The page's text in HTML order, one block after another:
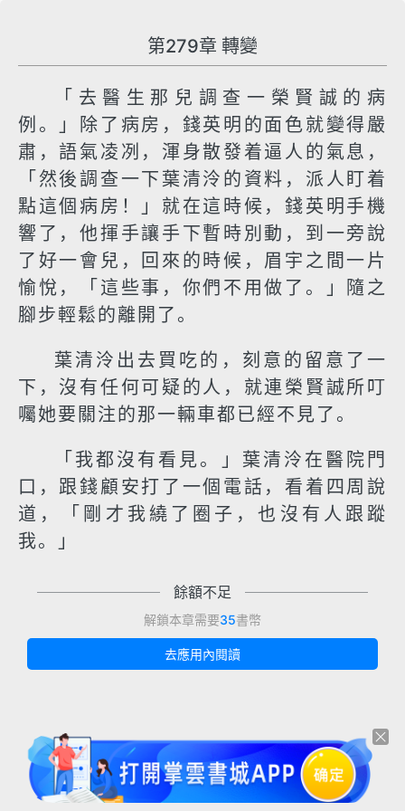
第279章 轉變
「去醫生那兒調查一榮賢誠的病
例。」除了病房，錢英明的面色就變得嚴
肅，語氣凌冽，渾身散發着逼人的氣息，
「然後調查一下葉清泠的資料，派人盯着
點這個病房！」就在這時候，錢英明手機
響了，他揮手讓手下暫時別動，到一旁說
了好一會兒，回來的時候，眉宇之間一片
愉悅，「這些事，你們不用做了。」隨之
腳步輕鬆的離開了。
葉清泠出去買吃的，刻意的留意了一
下，沒有任何可疑的人，就連榮賢誠所叮
囑她要關注的那一輛車都已經不見了。
「我都沒有看見。」葉清泠在醫院門
口，跟錢顧安打了一個電話，看着四周說
道，「剛才我繞了圈子，也沒有人跟蹤
我。」
餘額不足
解鎖本章需要35書幣
去應用內閱讀